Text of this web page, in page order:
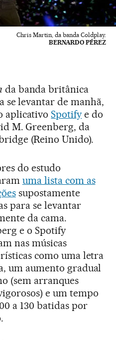
Chris Martin, da banda Coldplay.
BERNARDO PÉREZ
da banda britânica
se levantar de manhã,
aplicativoSpotify e do
M. Greenberg, da
(Reino Unido).
do estudo
uma lista com as
supostamente
para se levantar
da cama.
e o Spotify
nas músicas
como uma letra
um aumento gradual
(sem arranques
e um tempo
a 130 batidas por